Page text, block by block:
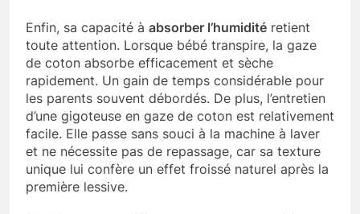
Enfin, sa capacité à absorber l’humidité retient
toute attention. Lorsque bébé transpire, la gaze
de coton absorbe efficacement et sèche
rapidement. Un gain de temps considérable pour
les parents souvent débordés. De plus, l’entretien
d’une gigoteuse en gaze de coton est relativement
facile. Elle passe sans souci à la machine à laver
et ne nécessite pas de repassage, car sa texture
unique lui confère un effet froissé naturel après la
première lessive.